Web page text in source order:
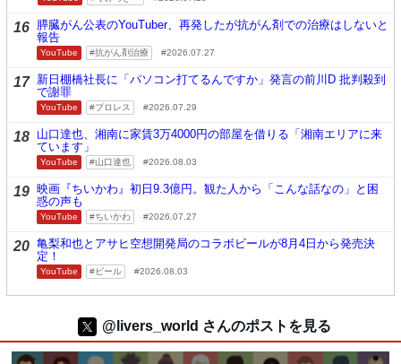
16 膵臓がん公表のYouTuber、再発したが抗がん剤での治療はしないと
報告
YouTube 抗がん剤治療 2026.07.27
17 新日棚橋社長に「パソコン打てるんですか」発言の前川D 批判殺到
で謝罪
YouTube プロレス 2026.07.29
18 山口達也、湘南に家賃3万4000円の部屋を借りる「湘南エリアに来
ています」
YouTube 山口達也 2026.08.03
19 映画『ちいかわ』初日9.3億円。観た人から「こんな話なの」と困
惑の声も
YouTube ちいかわ 2026.07.27
20 亀梨和也とアサヒ空想開発局のコラボビールが8月4日から発売決
定！
YouTube ビール 2026.08.03
@livers_world さんのポストを見る